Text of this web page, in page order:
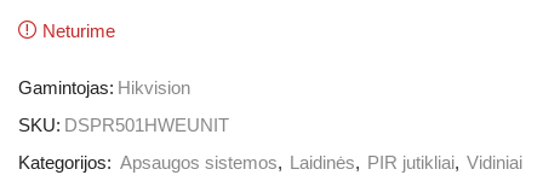
Neturime
Gamintojas: Hikvision
SKU: DSPR501HWEUNIT
Kategorijos: Apsaugos sistemos, Laidinės, PIR jutikliai, Vidiniai